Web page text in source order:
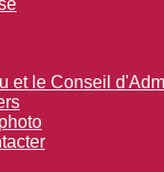
et le Conseil